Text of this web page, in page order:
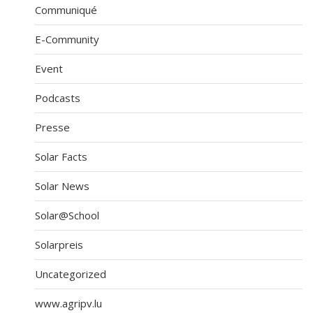
Communiqué
E-Community
Event
Podcasts
Presse
Solar Facts
Solar News
Solar@School
Solarpreis
Uncategorized
www.agripv.lu